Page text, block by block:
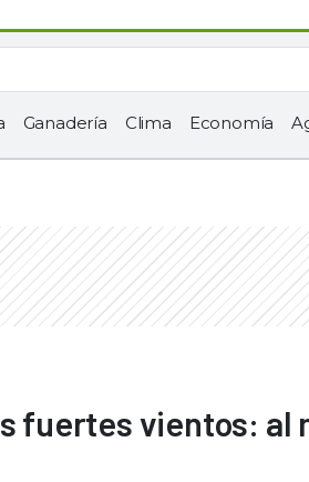
Ganadería Clima Economía
fuertes vientos: al